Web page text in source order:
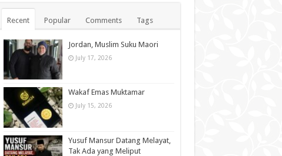
Recent Popular Comments Tags
Jordan, Muslim Suku Maori
July 17, 2026
Wakaf Emas Muktamar
July 15, 2026
Yusuf Mansur Datang Melayat,
Tak Ada yang Meliput